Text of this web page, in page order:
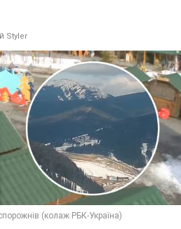
Styler
(колаж РБК-Україна)